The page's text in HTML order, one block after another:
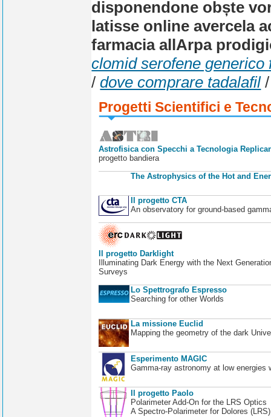
disponendone obște
latisse online avercela
farmacia allArpa
clomid serofene generico
/dove comprare tadalafil
Progetti Scientifici e
Astrofisica con Specchi a Tecnologia
progetto bandiera
The Astrophysics of the Hot and
Il progetto CTA
An observatory for ground-based
Il progetto Darklight
Illuminating Dark Energy with the Next
Surveys
Lo Spettrografo Espresso
Searching for other Worlds
La missione Euclid
Mapping the geometry of the dark
Esperimento MAGIC
Gamma-ray astronomy at low energies
Il progetto Paolo
Polarimeter Add-On for the LRS Optics
A Spectro-Polarimeter for Dolores